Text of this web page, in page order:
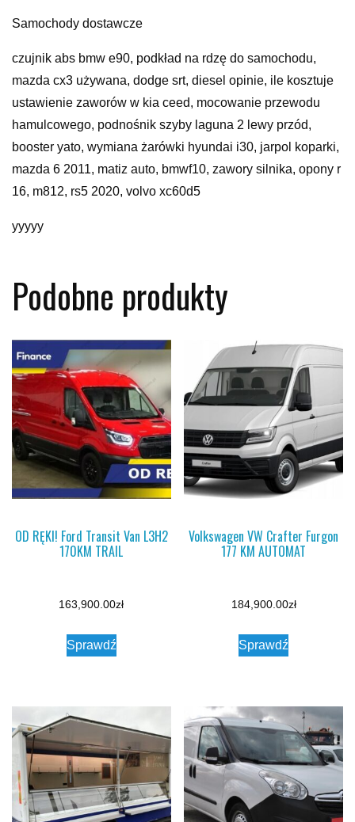
Samochody dostawcze
czujnik abs bmw e90, podkład na rdzę do samochodu,
mazda cx3 używana, dodge srt, diesel opinie, ile kosztuje
ustawienie zaworów w kia ceed, mocowanie przewodu
hamulcowego, podnośnik szyby laguna 2 lewy przód,
booster yato, wymiana żarówki hyundai i30, jarpol koparki,
mazda 6 2011, matiz auto, bmwf10, zawory silnika, opony r
16, m812, rs5 2020, volvo xc60d5
yyyyy
Podobne produkty
OD RĘKI! Ford Transit Van L3H2
170KM TRAIL
163,900.00zł
Sprawdź
Volkswagen VW Crafter Furgon
177 KM AUTOMAT
184,900.00zł
Sprawdź